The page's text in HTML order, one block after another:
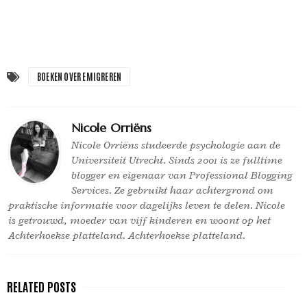
BOEKEN OVER EMIGREREN
Nicole Orriëns
Nicole Orriëns studeerde psychologie aan de
Universiteit Utrecht. Sinds 2001 is ze fulltime
blogger en eigenaar van Professional Blogging
Services. Ze gebruikt haar achtergrond om
praktische informatie voor dagelijks leven te delen. Nicole
is getrouwd, moeder van vijf kinderen en woont op het
Achterhoekse platteland. Achterhoekse platteland.